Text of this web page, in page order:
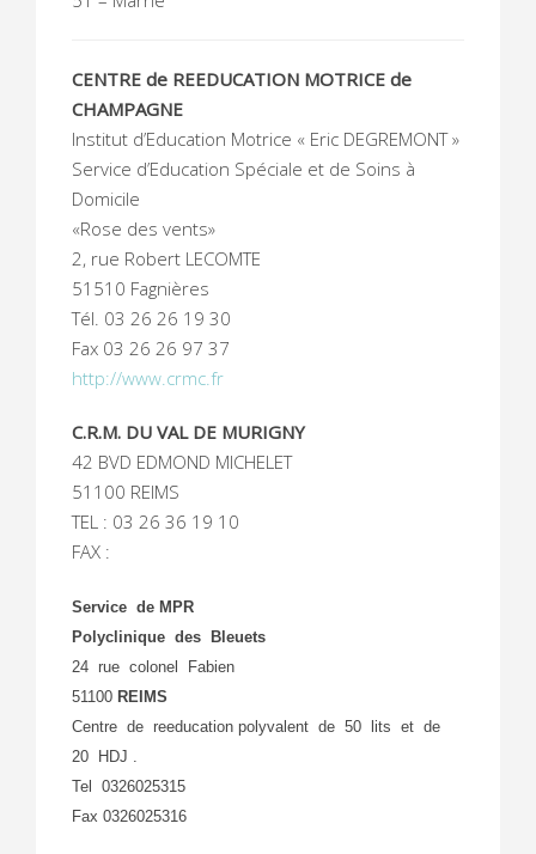
CENTRE de REEDUCATION MOTRICE de
CHAMPAGNE
Institut d’Education Motrice « Eric DEGREMONT »
Service d’Education Spéciale et de Soins à
Domicile
«Rose des vents»
2, rue Robert LECOMTE
51510 Fagnières
Tél. 03 26 26 19 30
Fax 03 26 26 97 37
http://www.crmc.fr
C.R.M. DU VAL DE MURIGNY
42 BVD EDMOND MICHELET
51100 REIMS
TEL : 03 26 36 19 10
FAX :
Service de MPR
Polyclinique des Bleuets
24 rue colonel Fabien
51100 REIMS
Centre de reeducation polyvalent de 50 lits et de
20 HDJ .
Tel 0326025315
Fax 0326025316